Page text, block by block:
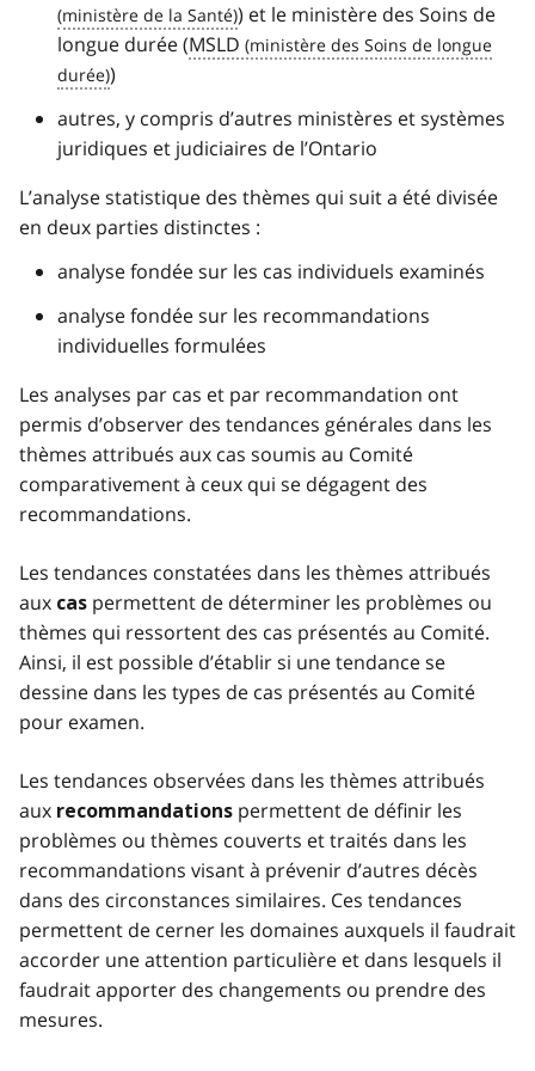
) et le ministère des Soins de
longue durée (MSLD
)
autres, y compris d’autres ministères et systèmes
juridiques et judiciaires de l’Ontario
L’analyse statistique des thèmes qui suit a été divisée
en deux parties distinctes :
analyse fondée sur les cas individuels examinés
analyse fondée sur les recommandations
individuelles formulées
Les analyses par cas et par recommandation ont
permis d’observer des tendances générales dans les
thèmes attribués aux cas soumis au Comité
comparativement à ceux qui se dégagent des
recommandations.
Les tendances constatées dans les thèmes attribués
aux cas permettent de déterminer les problèmes ou
thèmes qui ressortent des cas présentés au Comité.
Ainsi, il est possible d’établir si une tendance se
dessine dans les types de cas présentés au Comité
pour examen.
Les tendances observées dans les thèmes attribués
aux recommandations permettent de définir les
problèmes ou thèmes couverts et traités dans les
recommandations visant à prévenir d’autres décès
dans des circonstances similaires. Ces tendances
permettent de cerner les domaines auxquels il faudrait
accorder une attention particulière et dans lesquels il
faudrait apporter des changements ou prendre des
mesures.